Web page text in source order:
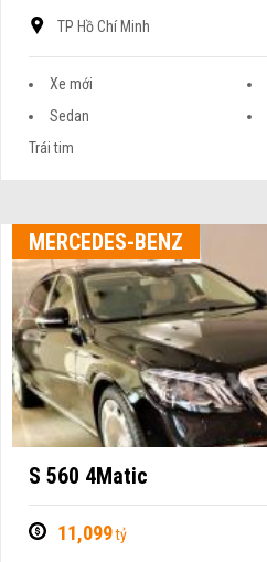
TP Hồ Chí Minh
Xe mới
Sedan
Trái tim
MERCEDES-BENZ
S 560 4Matic
11,099tỷ